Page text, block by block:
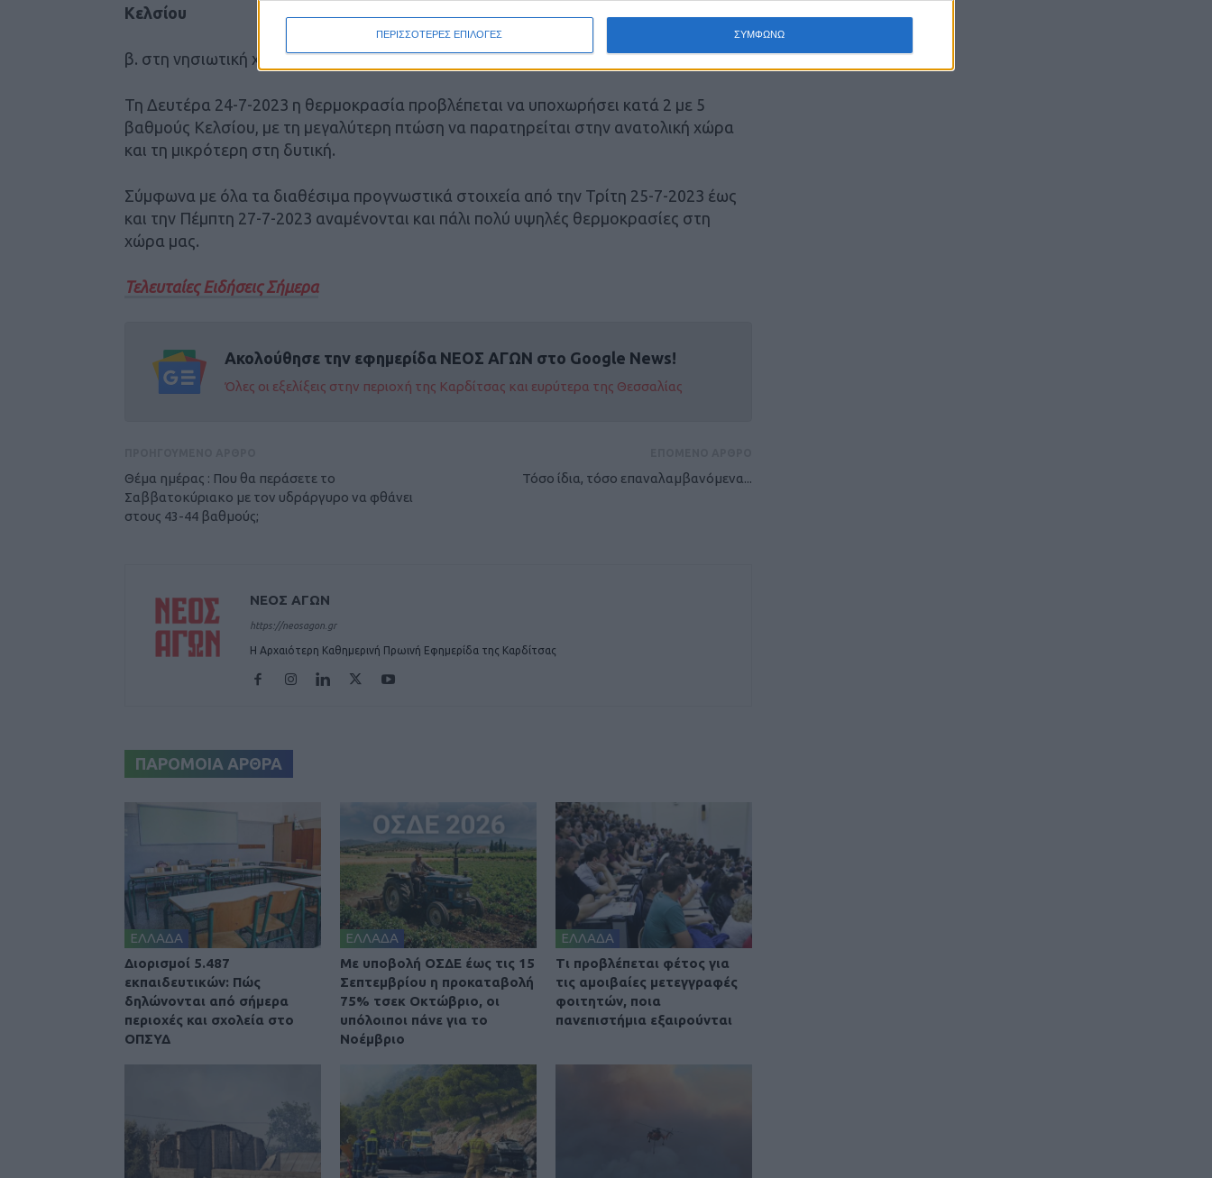
ΠΕΡΙΣΣΟΤΕΡΕΣ ΕΠΙΛΟΓΕΣ ΣΥΜΦΩΝΩ
Κελσίου
β. στη νησιωτική χώρα τους 38 με 41 βαθμούς Κελσίου.
Τη Δευτέρα 24-7-2023 η θερμοκρασία προβλέπεται να υποχωρήσει κατά 2 με 5
βαθμούς Κελσίου, με τη μεγαλύτερη πτώση να παρατηρείται στην ανατολική χώρα
και τη μικρότερη στη δυτική.
Σύμφωνα με όλα τα διαθέσιμα προγνωστικά στοιχεία από την Τρίτη 25-7-2023 έως
και την Πέμπτη 27-7-2023 αναμένονται και πάλι πολύ υψηλές θερμοκρασίες στη
χώρα μας.
Τελευταίες Ειδήσεις Σήμερα
Ακολούθησε την εφημερίδα ΝΕΟΣ ΑΓΩΝ στο Google News!
Όλες οι εξελίξεις στην περιοχή της Καρδίτσας και ευρύτερα της Θεσσαλίας
Θέμα ημέρας : Που θα περάσετε το
Σαββατοκύριακο με τον υδράργυρο να φθάνει
στους 43-44 βαθμούς;
Τόσο ίδια, τόσο επαναλαμβανόμενα...
ΝΕΟΣ ΑΓΩΝ
https://neosagon.gr
Η Αρχαιότερη Καθημερινή Πρωινή Εφημερίδα της Καρδίτσας
ΠΑΡΟΜΟΙΑ ΑΡΘΡΑ
ΕΛΛΑΔΑ
Διορισμοί 5.487
εκπαιδευτικών: Πώς
δηλώνονται από σήμερα
περιοχές και σχολεία στο
ΟΠΣΥΔ
ΕΛΛΑΔΑ
Με υποβολή ΟΣΔΕ έως τις 15
Σεπτεμβρίου η προκαταβολή
75% τσεκ Οκτώβριο, οι
υπόλοιποι πάνε για το
Νοέμβριο
ΕΛΛΑΔΑ
Τι προβλέπεται φέτος για
τις αμοιβαίες μετεγγραφές
φοιτητών, ποια
πανεπιστήμια εξαιρούνται